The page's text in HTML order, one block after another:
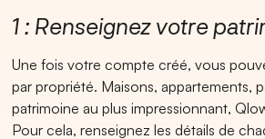
1 : Renseignez votre
Une fois votre compte créé, vous
par propriété. Maisons, appartements,
patrimoine au plus impressionnant,
Pour cela, renseignez les détails de